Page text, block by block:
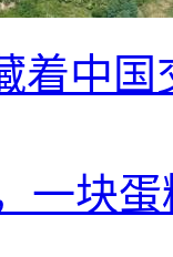
着中
一块